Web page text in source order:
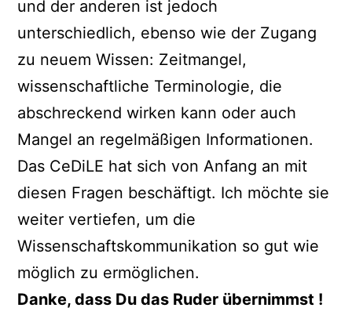
und der anderen ist jedoch
unterschiedlich, ebenso wie der Zugang
zu neuem Wissen: Zeitmangel,
wissenschaftliche Terminologie, die
abschreckend wirken kann oder auch
Mangel an regelmäßigen Informationen.
Das CeDiLE hat sich von Anfang an mit
diesen Fragen beschäftigt. Ich möchte sie
weiter vertiefen, um die
Wissenschaftskommunikation so gut wie
möglich zu ermöglichen.
Danke, dass Du das Ruder übernimmst !